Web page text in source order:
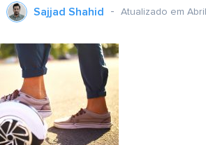
Sajjad Shahid Atualizado em